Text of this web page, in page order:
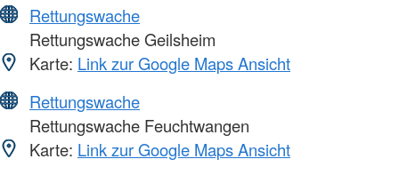
Rettungswache
Rettungswache Geilsheim
Karte: Link zur Google Maps Ansicht
Rettungswache
Rettungswache Feuchtwangen
Karte: Link zur Google Maps Ansicht